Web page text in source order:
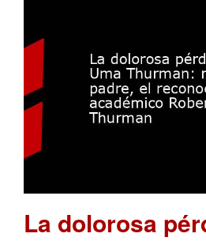
La dolorosa